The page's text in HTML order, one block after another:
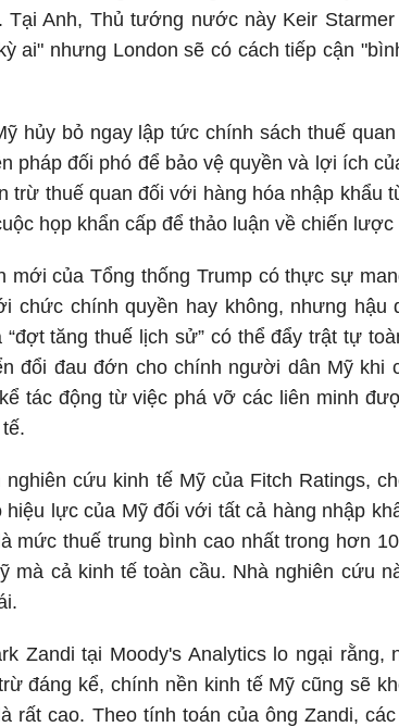
Tại Anh, Thủ tướng nước này Keir
ai" nhưng London sẽ có cách tiếp cận
hủy bỏ ngay lập tức chính sách thuế
pháp đối phó để bảo vệ quyền và lợi ích
trừ thuế quan đối với hàng hóa nhập khẩu
họp khẩn cấp để thảo luận về chiến
mới của Tổng thống Trump có thực sự
chức chính quyền hay không, nhưng hậu
tăng thuế lịch sử” có thể đẩy trật tự
đổi đau đớn cho chính người dân Mỹ khi
tác động từ việc phá vỡ các liên minh
cứu kinh tế Mỹ của Fitch Ratings,
lực của Mỹ đối với tất cả hàng nhập
mức thuế trung bình cao nhất trong hơn
mà cả kinh tế toàn cầu. Nhà nghiên cứu
Zandi tại Moody's Analytics lo ngại rằng,
đáng kể, chính nền kinh tế Mỹ cũng sẽ
rất cao. Theo tính toán của ông Zandi,